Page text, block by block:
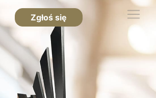
Zgłoś się